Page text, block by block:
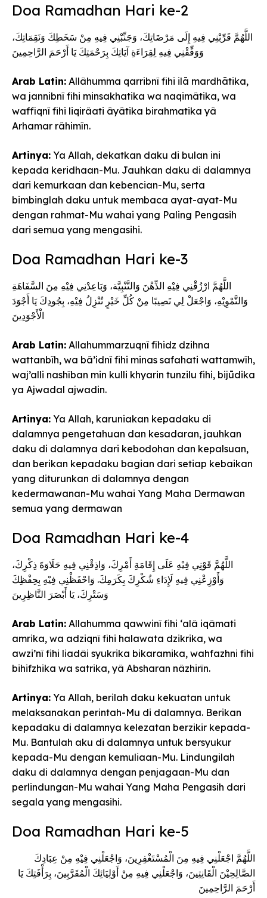
Doa Ramadhan Hari ke-2
اللَّهُمَّ قَرِّبْنِي فِيهِ إِلَى مَرْضَاتِكَ، وَجَنِّبْنِي فِيهِ مِنْ سَخَطِكَ وَنَقِمَاتِكَ،
وَوَفِّقْنِي فِيهِ لِقِرَاءَةِ آيَاتِكَ بِرَحْمَتِكَ يَا أَرْحَمَ الرَّاحِمِينَ
Arab Latin: Allâhumma qarribnî fihi ilā mardhātika,
wa jannibnî fihi minsakhatika wa naqimâtika, wa
waffiqnî fihi liqirâati âyâtika birahmatika yâ
Arhamar râhimîn.
Artinya: Ya Allah, dekatkan daku di bulan ini
kepada keridhaan-Mu. Jauhkan daku di dalamnya
dari kemurkaan dan kebencian-Mu, serta
bimbinglah daku untuk membaca ayat-ayat-Mu
dengan rahmat-Mu wahai yang Paling Pengasih
dari semua yang mengasihi.
Doa Ramadhan Hari ke-3
اللَّهُمَّ ارْزُقْنِي فِيْهِ الذِّهْنَ وَالتَّنْبِيَّة، وَبَاعِدْنِي فِيْهِ مِنَ السَّفَاهَةِ
وَالتَّمْوِيْهِ، وَاجْعَلْ لِي نَصِيبًا مِنْ كُلِّ خَيْرٍ تُنْزِلُ فِيْهِ، بِجُودِكَ يَا أَجْوَدَ
الْأَجْوَدِينَ
Arab Latin: Allahummarzuqnî fîhidz dzihna
wattanbîh, wa bâ’idnî fihi minas safahati wattamwîh,
waj’alli nashîban min kulli khyarin tunzilu fihi, bijūdika
ya Ajwadal ajwadin.
Artinya: Ya Allah, karuniakan kepadaku di
dalamnya pengetahuan dan kesadaran, jauhkan
daku di dalamnya dari kebodohan dan kepalsuan,
dan berikan kepadaku bagian dari setiap kebaikan
yang diturunkan di dalamnya dengan
kedermawanan-Mu wahai Yang Maha Dermawan
semua yang dermawan
Doa Ramadhan Hari ke-4
اللَّهُمَّ قَوْنِي فِيْهِ عَلَى إِقَامَةِ أَمْرِكَ، وَاذِقْنِي فِيهِ حَلَاوَةَ ذِكْرِكَ،
وَأَوْزِعْنِي فِيهِ لَإِدَاءِ شُكْرِكَ بِكَرَمِكَ. وَاحْفَظْنِي فِيْهِ بِحِفْظِكَ
وَسَتْرِكَ، يَا أَبْصَرَ النَّاظِرِينَ
Arab Latin: Allahumma qawwinî fihi ‘alâ iqâmati
amrika, wa adziqnî fihi halawata dzikrika, wa
awzi’nî fihi liadâi syukrika bikaramika, wahfazhni fihi
bihifzhika wa satrika, yâ Absharan nâzhirîn.
Artinya: Ya Allah, berilah daku kekuatan untuk
melaksanakan perintah-Mu di dalamnya. Berikan
kepadaku di dalamnya kelezatan berzikir kepada-
Mu. Bantulah aku di dalamnya untuk bersyukur
kepada-Mu dengan kemuliaan-Mu. Lindungilah
daku di dalamnya dengan penjagaan-Mu dan
perlindungan-Mu wahai Yang Maha Pengasih dari
segala yang mengasihi.
Doa Ramadhan Hari ke-5
اللَّهُمَّ اجْعَلْنِي فِيهِ مِنَ الْمُسْتَغْفِرِينَ، وَاجْعَلْنِي فِيْهِ مِنْ عِبَادِكَ
الصَّالِحِيْنَ الْقَانِتِينَ، وَاجْعَلْنِي فِيهِ مِنْ أَوْلِيَائِكَ الْمُقَرَّبِينَ، بِرَأْفَتِكَ يَا
أَرْحَمَ الرَّاحِمِينَ